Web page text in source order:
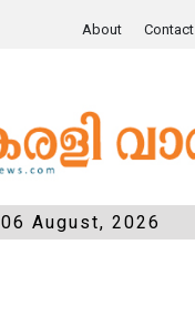
About Contact
06 August, 2026